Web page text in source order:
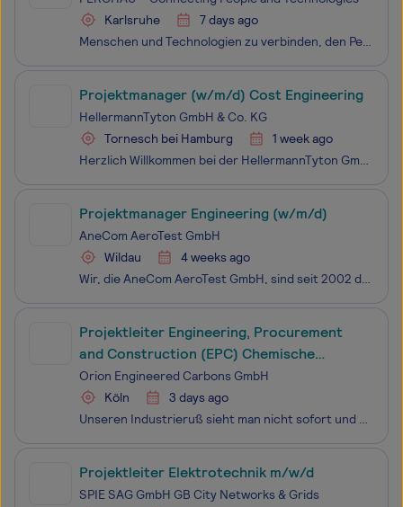
Karlsruhe
7 days ago
Menschen und Technologien zu verbinden, den Perfect Match für unsere Kunden zu gestalten, immer die richtigen Expert:innen für die jeweilige Herausforderung zu finden - das ist unser Anspruch bei FERCHAU und dafür suchen wir dich: als ambitionierte:n Mitarbeitende:n für einen unserer Kunden. Wir rea
Projektmanager (w/m/d) Cost Engineering
HellermannTyton GmbH & Co. KG
Tornesch bei Hamburg
1 week ago
Herzlich Willkommen bei der HellermannTyton GmbH & Co. KG, einem der führenden Hersteller und Anbieter von Kabelmanagementprodukten.Wir sind stolz darauf, ein Team von mehr als 7.000 Beschäftigten in 40 Ländern zu sein, die täglich daran arbeiten, unseren gemeinsamen Erfolg weiter auszubauen.Bei
Projektmanager Engineering (w/m/d)
AneCom AeroTest GmbH
Wildau
4 weeks ago
Wir, die AneCom AeroTest GmbH, sind seit 2002 der mittelständische Partner für maßgeschneiderte Lösungen in der Triebwerks- und Gasturbinenentwicklung, mit Sitz in Wildau südöstlich von Berlin. Mit unserem Team an Experten arbeiten wir an der Entwicklung, Prüfung und Zertifizierung von Luftfahrtantr
Projektleiter Engineering, Procurement
and Construction (EPC) Chemische
Industrie (m/w/d)
Orion Engineered Carbons GmbH
Köln
3 days ago
Unseren Industrieruß sieht man nicht sofort und doch steckt er fast überall drin – in Reifen, die Sie sicher ans Ziel bringen, im Smartphone, das Sie täglich in der Hand halten, in der Farbe, die Ihr Zuhause lebendig macht oder in Batterien, die Energie liefern. Ohne ihn würde das moderne Leben stil
Projektleiter Elektrotechnik m/w/d
SPIE SAG GmbH GB City Networks & Grids